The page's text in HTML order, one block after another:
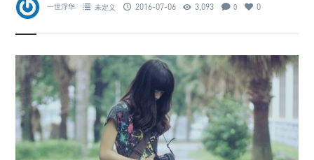
一世浮华 未定义 2016-07-06 3,093 0 0
•